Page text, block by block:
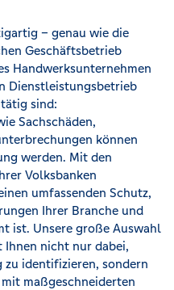
– genau wie die
Geschäftsbetrieb
Handwerksunternehmen
Dienstleistungsbetrieb
sind:
Sachschäden,
können
werden. Mit den
Volksbanken
umfassenden Schutz,
Ihrer Branche und
ist. Unsere große Auswahl
nicht nur dabei,
identifizieren, sondern
maßgeschneiderten